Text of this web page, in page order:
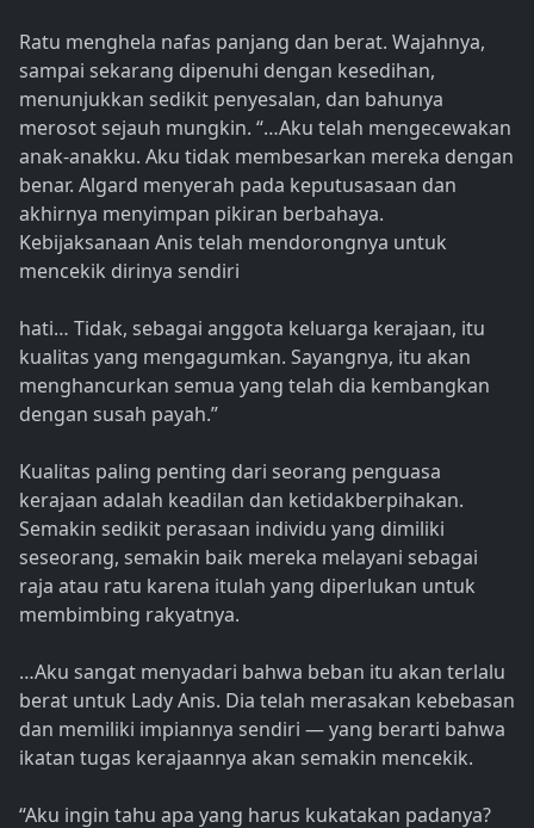
Ratu menghela nafas panjang dan berat. Wajahnya,
sampai sekarang dipenuhi dengan kesedihan,
menunjukkan sedikit penyesalan, dan bahunya
merosot sejauh mungkin. “…Aku telah mengecewakan
anak-anakku. Aku tidak membesarkan mereka dengan
benar. Algard menyerah pada keputusasaan dan
akhirnya menyimpan pikiran berbahaya.
Kebijaksanaan Anis telah mendorongnya untuk
mencekik dirinya sendiri
hati… Tidak, sebagai anggota keluarga kerajaan, itu
kualitas yang mengagumkan. Sayangnya, itu akan
menghancurkan semua yang telah dia kembangkan
dengan susah payah.”
Kualitas paling penting dari seorang penguasa
kerajaan adalah keadilan dan ketidakberpihakan.
Semakin sedikit perasaan individu yang dimiliki
seseorang, semakin baik mereka melayani sebagai
raja atau ratu karena itulah yang diperlukan untuk
membimbing rakyatnya.
…Aku sangat menyadari bahwa beban itu akan terlalu
berat untuk Lady Anis. Dia telah merasakan kebebasan
dan memiliki impiannya sendiri — yang berarti bahwa
ikatan tugas kerajaannya akan semakin mencekik.
“Aku ingin tahu apa yang harus kukatakan padanya?